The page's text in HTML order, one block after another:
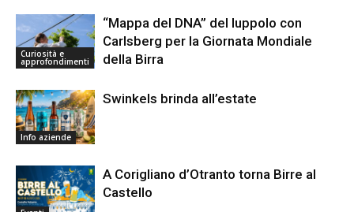
Curiosità e
approfondimenti
“Mappa del DNA” del luppolo con
Carlsberg per la Giornata Mondiale
della Birra
Info aziende
Swinkels brinda all’estate
A Corigliano d’Otranto torna Birre al
Castello